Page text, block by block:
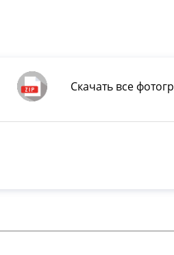
Скачать все